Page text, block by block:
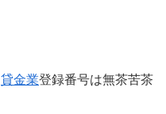
貸金業登録番号は無茶苦茶